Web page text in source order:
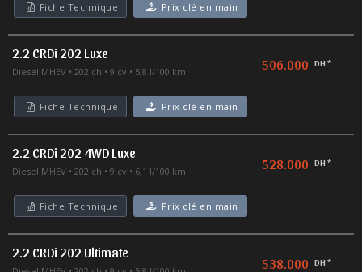
Fiche Technique Prix clé en main
2.2 CRDi 202 Luxe
Diesel MHEV 202 ch 9 cv 5,8 l/100 km 506.000 DH *
Fiche Technique Prix clé en main
2.2 CRDi 202 4WD Luxe
Diesel MHEV 202 ch 9 cv 6,1 l/100 km 528.000 DH *
Fiche Technique Prix clé en main
2.2 CRDi 202 Ultimate
538.000 DH *